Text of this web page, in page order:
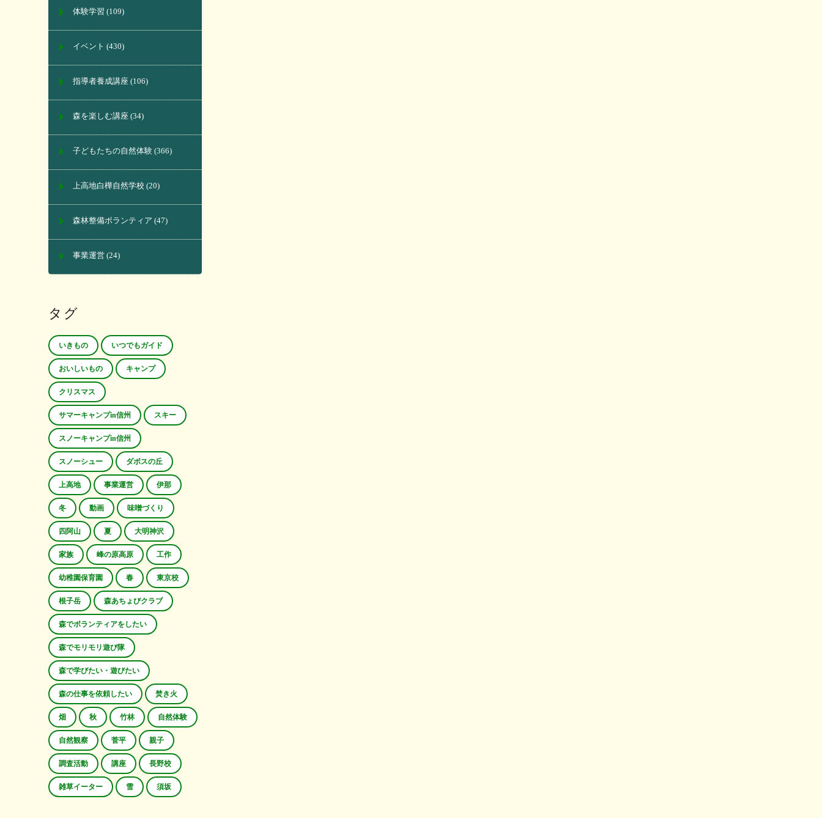
体験学習 (109)
イベント (430)
指導者養成講座 (106)
森を楽しむ講座 (34)
子どもたちの自然体験 (366)
上高地白樺自然学校 (20)
森林整備ボランティア (47)
事業運営 (24)
タグ
いきもの いつでもガイド
おいしいもの キャンプ
クリスマス
サマーキャンプin信州 スキー
スノーキャンプin信州
スノーシュー ダボスの丘
上高地 事業運営 伊那
冬 動画 味噌づくり
四阿山 夏 大明神沢
家族 峰の原高原 工作
幼稚園保育園 春 東京校
根子岳 森あちょびクラブ
森でボランティアをしたい
森でモリモリ遊び隊
森で学びたい・遊びたい
森の仕事を依頼したい 焚き火
畑 秋 竹林 自然体験
自然観察 菅平 親子
調査活動 講座 長野校
雑草イーター 雪 須坂